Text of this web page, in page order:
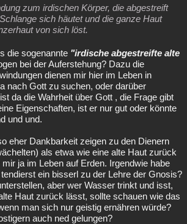
zum irdischen Körper, die abgestreift
sich häutet und die ganze Haut
von sich löst.
die sogenannte "irdische abgestreifte alte
bei der Auferstehung? Dazu die
dienen mir hier im Leben in
nach Gott zu suchen, oder darüber
da die Wahrheit über Gott , die Frage gibt
Eigenschaften, ist er nur gut oder könnte
und und.
eher Dankbarkeit zeigen zu den Dienern
als etwa wie eine alte Haut zurück
ja im Leben auf Erden. Irgendwie habe
ein bisserl zu der Lehre der Gnosis?
aber wer Wasser trinkt und isst,
Haut zurück lässt, sollte schauen wie das
man sich nur geistig ernähren würde?
auch ned gelungen?